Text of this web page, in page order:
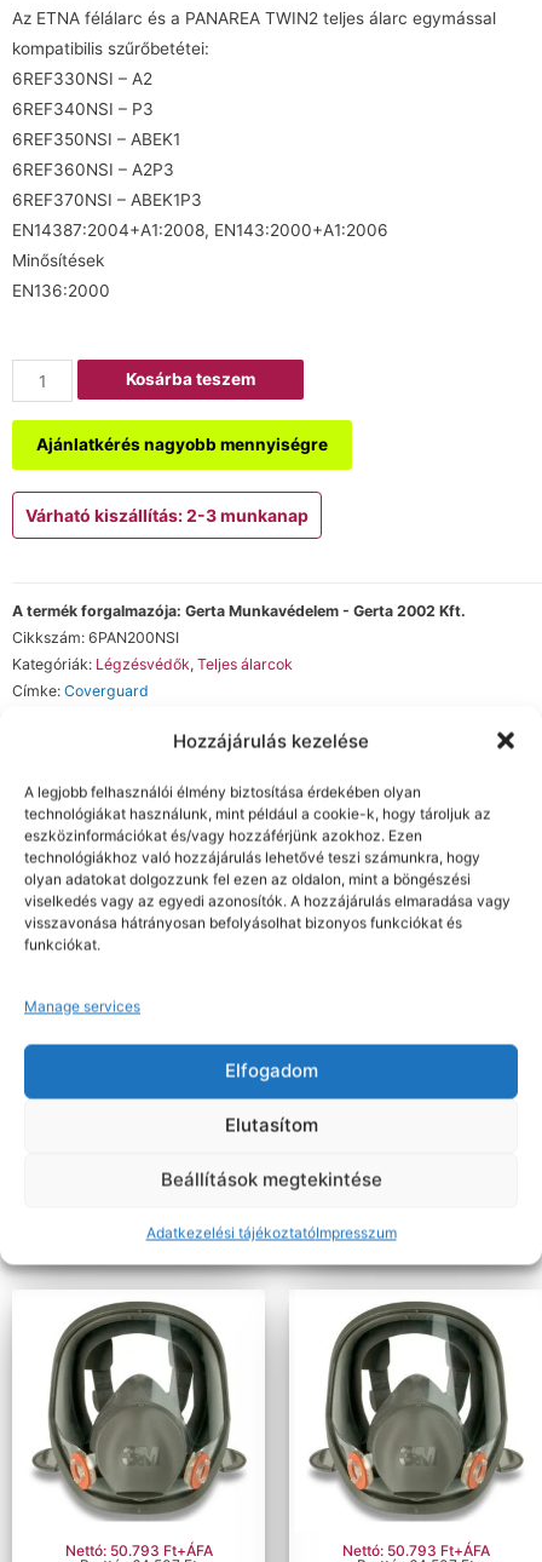
Hozzájárulás kezelése
A legjobb felhasználói élmény biztosítása érdekében olyan
technológiákat használunk, mint például a cookie-k, hogy tároljuk az
eszközinformációkat és/vagy hozzáférjünk azokhoz. Ezen
technológiákhoz való hozzájárulás lehetővé teszi számunkra, hogy
olyan adatokat dolgozzunk fel ezen az oldalon, mint a böngészési
viselkedés vagy az egyedi azonosítók. A hozzájárulás elmaradása vagy
visszavonása hátrányosan befolyásolhat bizonyos funkciókat és
funkciókat.
Manage services
Elfogadom
Elutasítom
Beállítások megtekintése
Adatkezelési tájékoztatóImpresszum
Az ETNA félálarc és a PANAREA TWIN2 teljes álarc egymással
kompatibilis szűrőbetétei:
6REF330NSI – A2
6REF340NSI – P3
6REF350NSI – ABEK1
6REF360NSI – A2P3
6REF370NSI – ABEK1P3
EN14387:2004+A1:2008, EN143:2000+A1:2006
Minősítések
EN136:2000
Kosárba teszem
Ajánlatkérés nagyobb mennyiségre
Várható kiszállítás: 2-3 munkanap
A termék forgalmazója: Gerta Munkavédelem - Gerta 2002 Kft.
Cikkszám: 6PAN200NSI
Kategóriák: Légzésvédők, Teljes álarcok
Címke: Coverguard
Kapcsolódó termékek
Nettó: 50.901 Ft+ÁFA
3M 6900 TELJES ÁLARC, NAGY
Nettó: 43.067 Ft+ÁFA
Nettó: 50.793 Ft+ÁFA
Nettó: 50.793 Ft+ÁFA